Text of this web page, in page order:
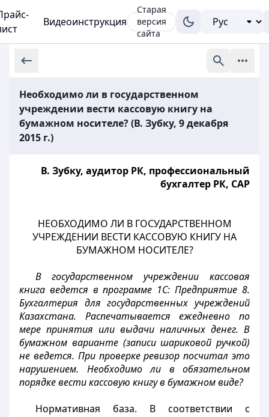
Видеоинструкция
Старая
версия
сайта
Необходимо ли в государственном
учреждении вести кассовую книгу на
бумажном носителе? (В. Зубку, 9 декабря
2015 г.)
В. Зубку, аудитор РК, профессиональный
бухгалтер РК, САР
НЕОБХОДИМО ЛИ В ГОСУДАРСТВЕННОМ
УЧРЕЖДЕНИИ ВЕСТИ КАССОВУЮ КНИГУ НА
БУМАЖНОМ НОСИТЕЛЕ?
В государственном учреждении кассовая
книга ведется в программе 1С: Предприятие 8.
Бухгалтерия для государственных учреждений
Казахстана. Распечатывается ежедневно по
мере принятия или выдачи наличных денег. В
бумажном варианте (записи шариковой ручкой)
не ведется. При проверке ревизор посчитал это
нарушением. Необходимо ли в обязательном
порядке вести кассовую книгу в бумажном виде?
Нормативная база. В соответствии с